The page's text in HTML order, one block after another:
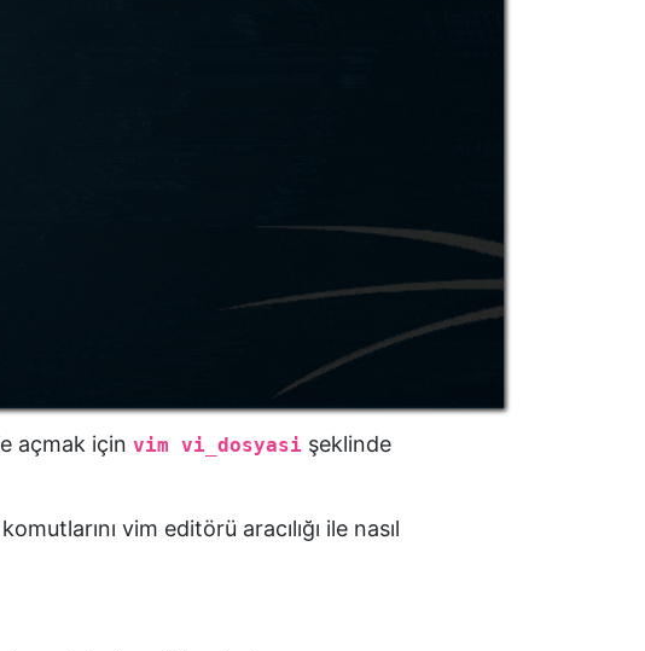
açmak için vim vi_dosyasi şeklinde
vim editörü aracılığı ile nasıl